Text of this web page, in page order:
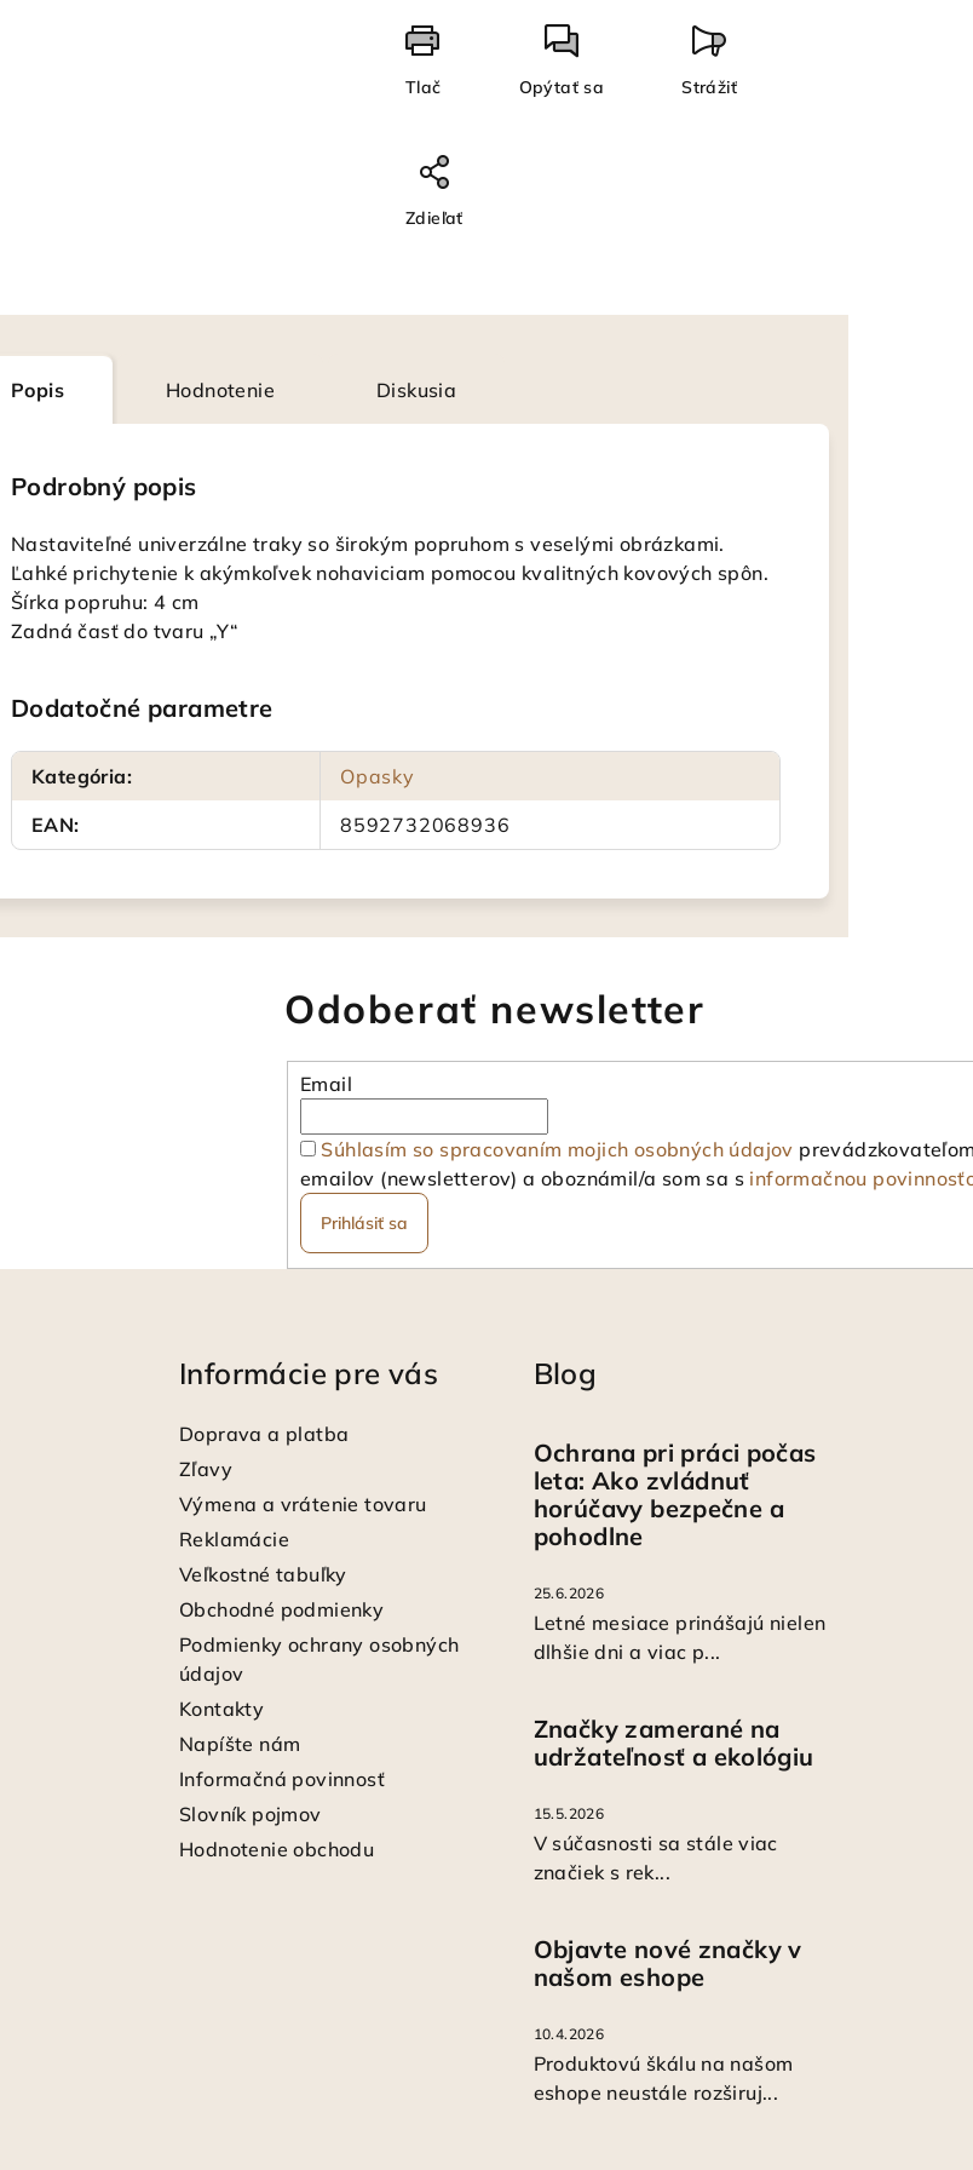
Tlač Opýtať sa Strážiť
Zdieľať
Popis Hodnotenie Diskusia
Podrobný popis
Nastaviteľné univerzálne traky so širokým popruhom s veselými obrázkami.
Ľahké prichytenie k akýmkoľvek nohaviciam pomocou kvalitných kovových spôn.
Šírka popruhu: 4 cm
Zadná časť do tvaru „Y“
Dodatočné parametre
Kategória:
Opasky
EAN: 8592732068936
Odoberať newsletter
Email
Súhlasím so spracovaním mojich osobných údajov
emailov (newsletterov) a oboznámil/a som sa s informačnou
Prihlásiť sa
Informácie pre vás
Doprava a platba
Zľavy
Výmena a vrátenie tovaru
Reklamácie
Veľkostné tabuľky
Obchodné podmienky
Podmienky ochrany osobných
údajov
Kontakty
Napíšte nám
Informačná povinnosť
Slovník pojmov
Hodnotenie obchodu
Blog
Ochrana pri práci počas
leta: Ako zvládnuť
horúčavy bezpečne a
pohodlne
25.6.2026
Letné mesiace prinášajú nielen
dlhšie dni a viac p...
Značky zamerané na
udržateľnosť a ekológiu
15.5.2026
V súčasnosti sa stále viac
značiek s rek...
Objavte nové značky v
našom eshope
10.4.2026
Produktovú škálu na našom
eshope neustále rozširuj...